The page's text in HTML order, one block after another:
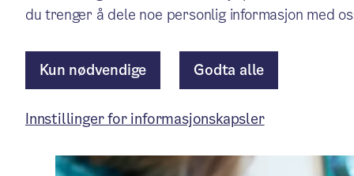
Mer enn halvparten av
Pressemelding/ Publisert: 03.07.2026
Av Byrådsavdeling for helse
du trenger å dele noe personlig informasjon med
Kun nødvendige Godta alle
Innstillinger for informasjonskapsler